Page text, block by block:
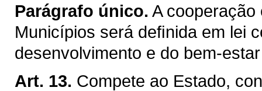
Parágrafo único. A cooperação
Municípios será deﬁnida em lei
desenvolvimento e do bem-
Art. 13. Compete ao Estado,